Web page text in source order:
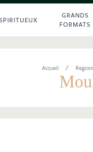
GRANDS
FORMATS
Accueil /